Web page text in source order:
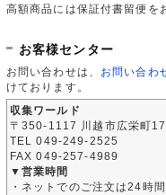
高額商品には保証付書留便を
お客様センター
お問い合わせは、 お問い合わ
けております。
収集ワールド
〒350-1117 川越市広栄町
TEL 049-249-2525
FAX 049-257-4989
▼営業時間
・ネットでのご注文は24時